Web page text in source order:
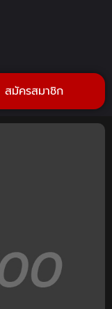
สมัครสมาชิก